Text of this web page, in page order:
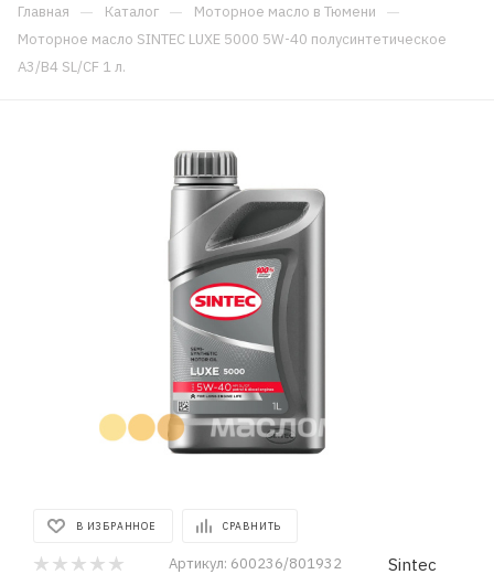
Главная — Каталог — Моторное масло в Тюмени —
Моторное масло SINTEC LUXE 5000 5W-40 полусинтетическое
A3/B4 SL/CF 1 л.
В ИЗБРАННОЕ СРАВНИТЬ
Артикул: 600236/801932 Sintec